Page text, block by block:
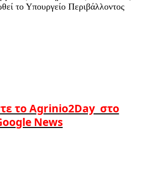
το Υπουργείο Περιβάλλοντος
το Agrinio2Day στο
News